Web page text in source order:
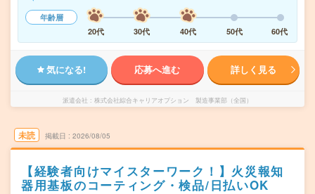
年齢層
20代
30代 40代 50代 60代
気になる! 応募へ進む 詳しく見る
派遣会社 株式会社綜合キャリアオプション 製造事業部（全国）
未読 掲載日 2026/08/05
【経験者向けマイスターワーク！】火災報知
器用基板のコーティング・検品/日払いOK